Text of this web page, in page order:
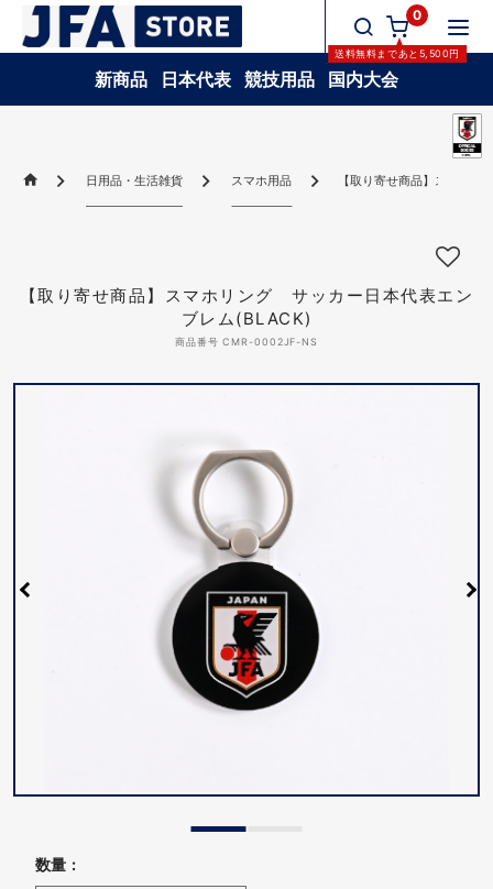
0
送料無料まであと 5,500円
新商品 日本代表 競技用品 国内大会
日用品・生活雑貨 スマホ用品 【取り寄せ商品】スマホ
【取り寄せ商品】スマホリング サッカー日本代表エン
ブレム(BLACK)
商品番号 CMR-0002JF-NS
数量 :